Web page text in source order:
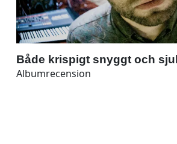
Både krispigt snyggt och
Albumrecension